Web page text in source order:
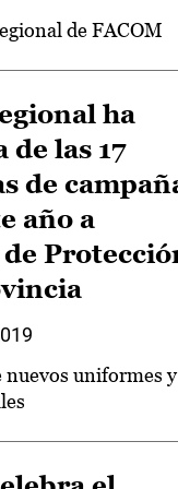
de FACOM
ha
de las 17
de
año a
uniformes y